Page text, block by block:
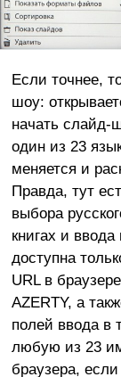
Если точнее,
шоу:
начать слайд-
один из 23
меняется и
Правда, тут
выбора
книгах и
доступна
URL в
AZERTY, а
полей ввода в
любую из 23
браузера,